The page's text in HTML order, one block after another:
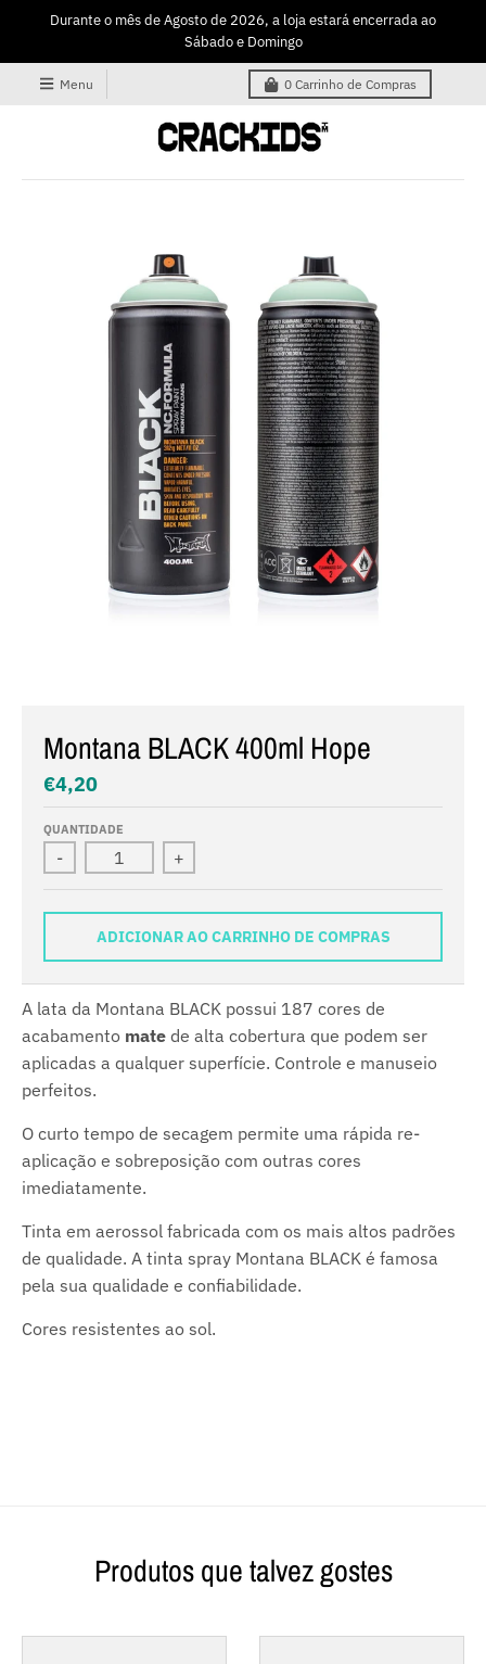
Durante o mês de Agosto de 2026, a loja estará encerrada ao
Sábado e Domingo
Menu 0 Carrinho de Compras
Montana BLACK 400ml Hope
€4,20
QUANTIDADE
- +
ADICIONAR AO CARRINHO DE COMPRAS
A lata da Montana BLACK possui 187 cores de
acabamento mate de alta cobertura que podem ser
aplicadas a qualquer superfície. Controle e manuseio
perfeitos.
O curto tempo de secagem permite uma rápida re-
aplicação e sobreposição com outras cores
imediatamente.
Tinta em aerossol fabricada com os mais altos padrões
de qualidade. A tinta spray Montana BLACK é famosa
pela sua qualidade e confiabilidade.
Cores resistentes ao sol.
Produtos que talvez gostes